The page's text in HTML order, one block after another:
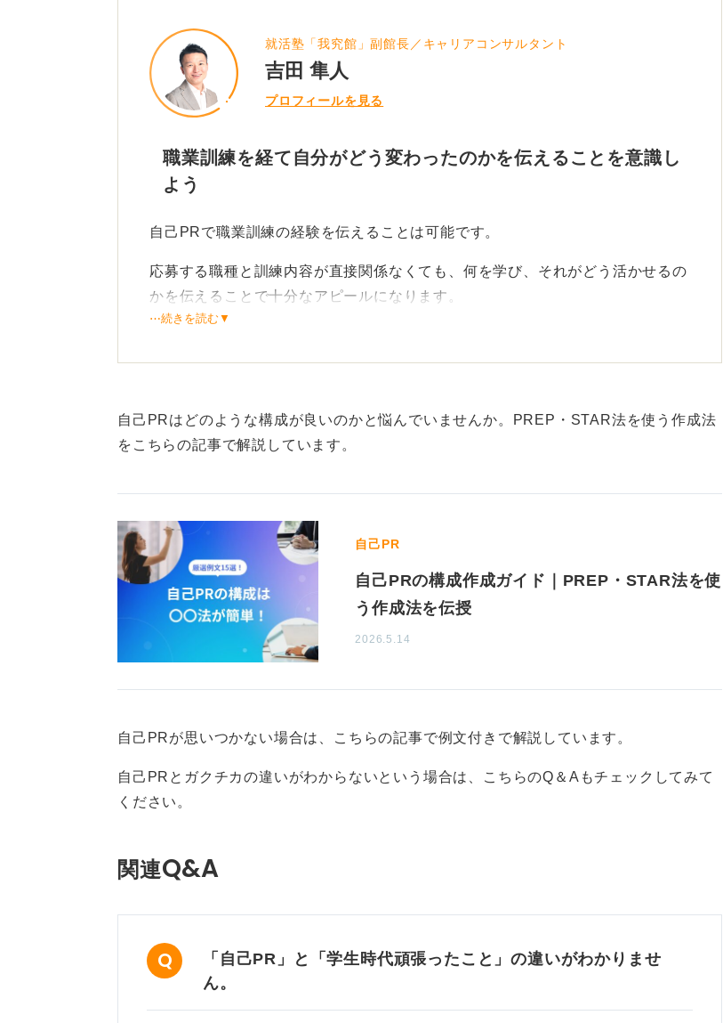
就活塾「我究館」副館長／キャリアコンサルタント
吉田 隼人
プロフィールを見る
職業訓練を経て自分がどう変わったのかを伝えることを意識し
よう
自己PRで職業訓練の経験を伝えることは可能です。
応募する職種と訓練内容が直接関係なくても、何を学び、それがどう活かせるの
かを伝えることで十分なアピールになります。
スで「どのようなことを大切にしたのか」も言語化して伝えられると、さらに評
価が高まるでしょう。
0
⋯続きを読む▼
自己PRはどのような構成が良いのかと悩んでいませんか。PREP・STAR法を使う作成法
をこちらの記事で解説しています。
自己PR
自己PRの構成作成ガイド｜PREP・STAR法を使
う作成法を伝授
2026.5.14
自己PRが思いつかない場合は、こちらの記事で例文付きで解説しています。
自己PRとガクチカの違いがわからないという場合は、こちらのQ＆Aもチェックしてみて
ください。
関連Q&A
「自己PR」と「学生時代頑張ったこと」の違いがわかりませ
ん。